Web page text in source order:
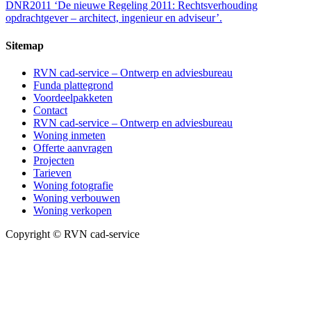
DNR2011 ‘De nieuwe Regeling 2011: Rechtsverhouding
opdrachtgever – architect, ingenieur en adviseur’.
Sitemap
RVN cad-service – Ontwerp en adviesbureau
Funda plattegrond
Voordeelpakketen
Contact
RVN cad-service – Ontwerp en adviesbureau
Woning inmeten
Offerte aanvragen
Projecten
Tarieven
Woning fotografie
Woning verbouwen
Woning verkopen
Copyright © RVN cad-service